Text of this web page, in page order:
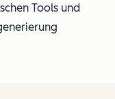
Tools und